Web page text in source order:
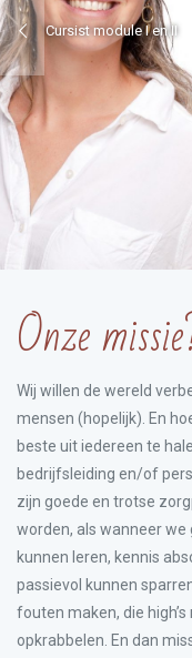
Cursist module I en II
Onze
Wij willen de wereld
mensen (hopelijk). En
beste uit iedereen te
bedrijfsleiding en/of
zijn goede en trotse
worden, als wanneer we
kunnen leren, kennis
passievol kunnen
fouten maken, die
opkrabbelen. En dan